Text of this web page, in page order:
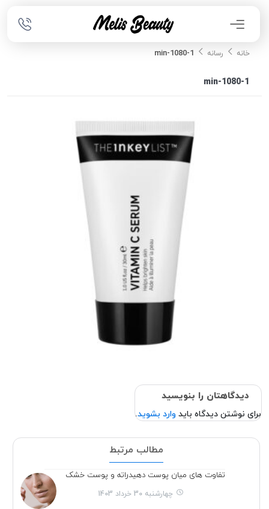
خانه رسانه 1080-1-min
1080-1-min
دیدگاهتان را بنویسید
برای نوشتن دیدگاه باید وارد بشوید.
مطالب مرتبط
تفاوت های میان پوست دهیدراته و پوست خشک
چهارشنبه 30 خرداد 1403